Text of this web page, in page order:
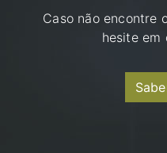
Caso não encontre
hesite em